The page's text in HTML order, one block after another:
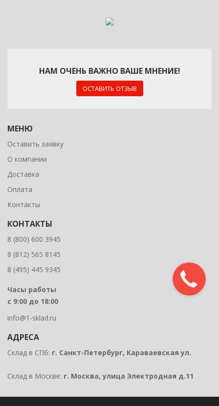
НАМ ОЧЕНЬ ВАЖНО ВАШЕ МНЕНИЕ!
ОСТАВИТЬ ОТЗЫВ
МЕНЮ
Оставить заявку
О компании
Доставка
Оплата
Контакты
КОНТАКТЫ
8 (800) 600 3945
8 (812) 565 8145
8 (495) 445 9345
Часы работы
с 9:00 до 18:00
info@1-sklad.ru
АДРЕСА
Склад в СПб: г. Санкт-Петербург, Караваевская ул.
Склад в Москве: г. Москва, улица Электродная д.11